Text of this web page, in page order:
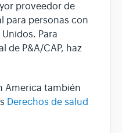
proveedor de
para personas con
Para
de P&A/CAP, haz
America también
Derechos de salud